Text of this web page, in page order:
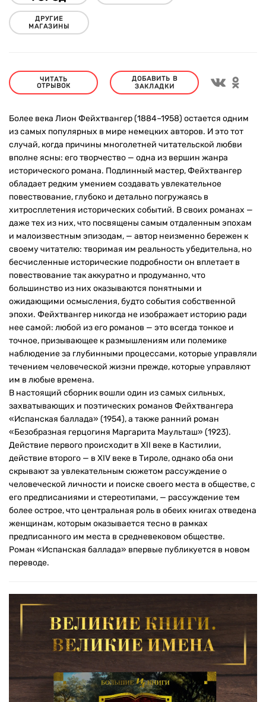
ДРУГИЕ
МАГАЗИНЫ
ЧИТАТЬ
ОТРЫВОК
ДОБАВИТЬ В
ЗАКЛАДКИ
Более века Лион Фейхтвангер (1884–1958) остается одним
из самых популярных в мире немецких авторов. И это тот
случай, когда причины многолетней читательской любви
вполне ясны: его творчество — одна из вершин жанра
исторического романа. Подлинный мастер, Фейхтвангер
обладает редким умением создавать увлекательное
повествование, глубоко и детально погружаясь в
хитросплетения исторических событий. В своих романах —
даже тех из них, что посвящены самым отдаленным эпохам
и малоизвестным эпизодам, — автор неизменно бережен к
своему читателю: творимая им реальность убедительна, но
бесчисленные исторические подробности он вплетает в
повествование так аккуратно и продуманно, что
большинство из них оказываются понятными и
ожидающими осмысления, будто события собственной
эпохи. Фейхтвангер никогда не изображает историю ради
нее самой: любой из его романов — это всегда тонкое и
точное, призывающее к размышлениям или полемике
наблюдение за глубинными процессами, которые управляли
течением человеческой жизни прежде, которые управляют
им в любые времена.
В настоящий сборник вошли один из самых сильных,
захватывающих и поэтических романов Фейхтвангера
«Испанская баллада» (1954), а также ранний роман
«Безобразная герцогиня Маргарита Маульташ» (1923).
Действие первого происходит в XII веке в Кастилии,
действие второго — в XIV веке в Тироле, однако оба они
скрывают за увлекательным сюжетом рассуждение о
человеческой личности и поиске своего места в обществе, с
его предписаниями и стереотипами, — рассуждение тем
более острое, что центральная роль в обеих книгах отведена
женщинам, которым оказывается тесно в рамках
предписанного им места в средневековом обществе.
Роман «Испанская баллада» впервые публикуется в новом
переводе.